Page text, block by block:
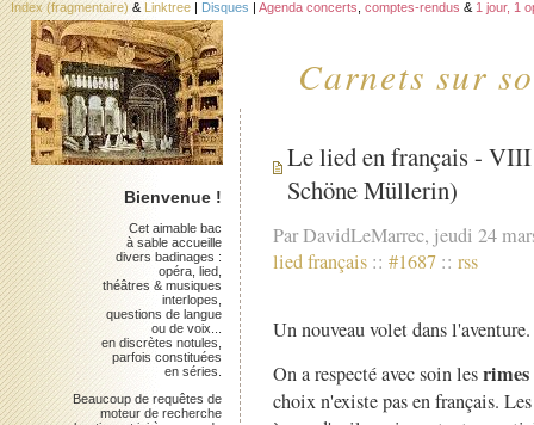
Carnets sur
Index (fragmentaire) & Linktree | Disques | Agenda concerts comptes-rendus & 1 jour, 1
Le lied en français -
Schöne Müllerin)
Par DavidLeMarrec, jeudi 24
lied français :: #1687 :: rss
Un nouveau volet dans l'aventure.
On a respecté avec soin lesrimes
choix n'existe pas en français.
Bienvenue !
Cet aimable bac
à sable accueille
divers badinages :
opéra, lied,
théâtres & musiques
interlopes,
questions de langue
ou de voix...
en discrètes notules,
parfois constituées
en séries.
Beaucoup de requêtes de
moteur de recherche